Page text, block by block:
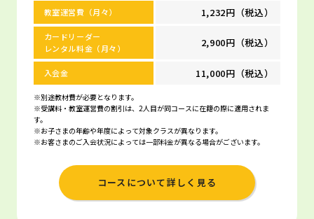
教室運営費（月々） 1,232円（税込）
カードリーダー
レンタル料金（月々）
2,900円（税込）
入会金 11,000円（税込）
※別途教材費が必要となります。
※受講料・教室運営費の割引は、2人目が同コースに在籍の際に適用されま
す。
※お子さまの年齢や年度によって対象クラスが異なります。
※お客さまのご入会状況によっては一部料金が異なる場合がございます。
コースについて詳しく見る